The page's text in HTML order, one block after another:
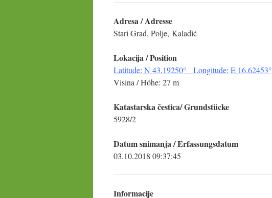
Adresa / Adresse
Stari Grad, Polje, Kaladić
Lokacija / Position
Latitude: N 43,19250° Longitude: E 16,62453°
Visina / Höhe: 27 m
Katastarska čestica/ Grundstücke
5928/2
Datum snimanja / Erfassungsdatum
03.10.2018 09:37:45
Informacije